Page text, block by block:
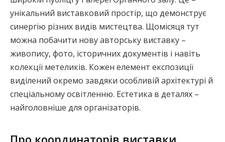
унікальний виставковий простір, що демонструє
синергію різних видів мистецтва. Щомісяця тут
можна побачити нову авторську виставку –
живопису, фото, історичних документів і навіть
колекції метеликів. Кожен елемент експозиції
виділений окремо завдяки особливій архітектурі й
спеціальному освітленню. Естетика в деталях –
найголовніше для організаторів.
Про координаторів виставки